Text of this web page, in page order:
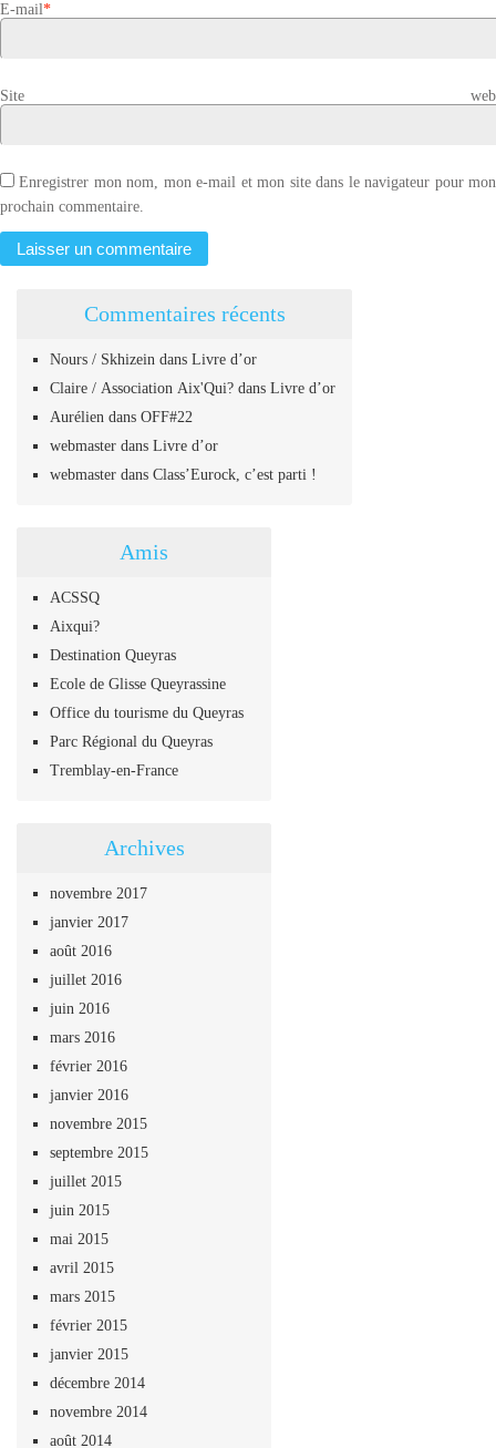
E-mail*
Site web
Enregistrer mon nom, mon e-mail et mon site dans le navigateur pour mon
prochain commentaire.
Commentaires récents
Nours / Skhizein dans Livre d’or
Claire / Association Aix'Qui? dans Livre d’or
Aurélien dans OFF#22
webmaster dans Livre d’or
webmaster dans Class’Eurock, c’est parti !
Amis
ACSSQ
Aixqui?
Destination Queyras
Ecole de Glisse Queyrassine
Office du tourisme du Queyras
Parc Régional du Queyras
Tremblay-en-France
Archives
novembre 2017
janvier 2017
août 2016
juillet 2016
juin 2016
mars 2016
février 2016
janvier 2016
novembre 2015
septembre 2015
juillet 2015
juin 2015
mai 2015
avril 2015
mars 2015
février 2015
janvier 2015
décembre 2014
novembre 2014
août 2014